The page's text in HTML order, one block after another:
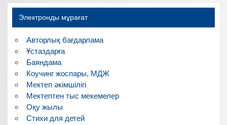
Электронды мұрағат
Авторлық бағдарлама
Ұстаздарға
Баяндама
Коучинг жоспары, МДЖ
Мектеп әкімшілігі
Мектептен тыс мекемелер
Оқу жылы
Стихи для детей